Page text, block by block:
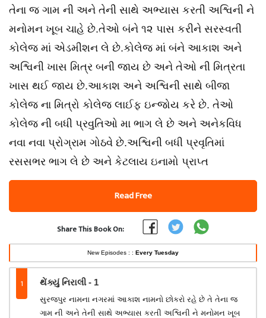
તેના જ ગામ ની અને તેની સાથે અભ્યાસ કરતી અશ્વિની ને
મનોમન ખૂબ ચાહે છે.તેઓ બંને ૧૨ પાસ કરીને સરસ્વતી
કોલેજ માં એડમીશન લે છે.કોલેજ માં બંને આકાશ અને
અશ્વિની ખાસ મિત્ર બની જાય છે અને તેઓ ની મિત્રતા
ખાસ થઈ જાય છે.આકાશ અને અશ્વિની સાથે બીજા
કોલેજ ના મિત્રો કોલેજ લાઈફ ઇન્જોય કરે છે. તેઓ
કોલેજ ની બધી પ્રવુતિઓ મા ભાગ લે છે અને અનેકવિધ
નવા નવા પ્રોગ્રામ ગોઠવે છે.અશ્વિની બધી પ્રવૃતિમાં
રસસભર ભાગ લે છે અને કેટલાય ઇનામો પ્રાપ્ત
Read Free
Share This Book On:
New Episodes : : Every Tuesday
1 થેંક્યું નિરાલી - 1
સુરજપુર નામના નગરમાં આકાશ નામનો છોકરો રહે છે તે તેના જ
ગામ ની અને તેની સાથે અભ્યાસ કરતી અશ્વિની ને મનોમન ખૂબ